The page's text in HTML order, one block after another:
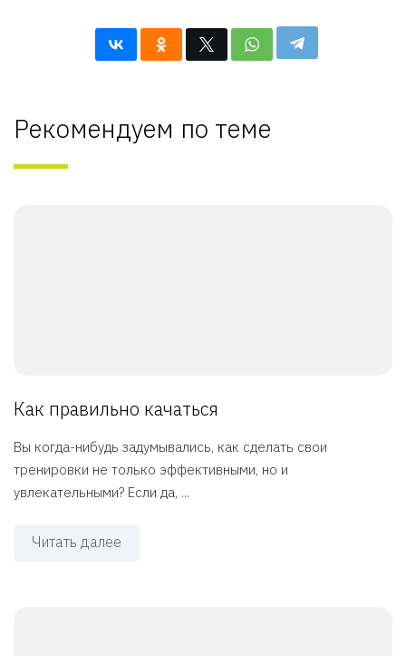
Рекомендуем по теме
Как правильно качаться
Вы когда-нибудь задумывались, как сделать свои
тренировки не только эффективными, но и
увлекательными? Если да, ...
Читать далее